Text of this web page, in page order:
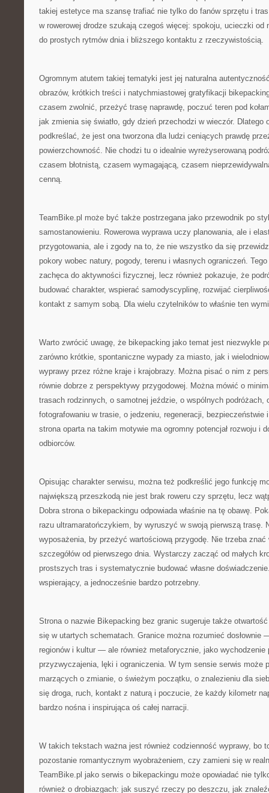
takiej estetyce ma szansę trafiać nie tylko do fanów sprzętu i
w rowerowej drodze szukają czegoś więcej: spokoju, ucieczki od
do prostych rytmów dnia i bliższego kontaktu z rzeczywistością.
Ogromnym atutem takiej tematyki jest jej naturalna
obrazów, krótkich treści i natychmiastowej gratyfikacji
czasem zwolnić, przeżyć trasę naprawdę, poczuć teren pod
jak zmienia się światło, gdy dzień przechodzi w wieczór. Dlatego
podkreślać, że jest ona tworzona dla ludzi ceniących prawdę
powierzchowność. Nie chodzi tu o idealnie wyreżyserowaną
czasem błotnistą, czasem wymagającą, czasem
cenną.
TeamBike.pl może być także postrzegana jako przewodnik po
samostanowieniu. Rowerowa wyprawa uczy planowania, ale i
przygotowania, ale i zgody na to, że nie wszystko da się
pokory wobec natury, pogody, terenu i własnych ograniczeń.
zachęca do aktywności fizycznej, lecz również pokazuje, że
budować charakter, wspierać samodyscyplinę, rozwijać
kontakt z samym sobą. Dla wielu czytelników to właśnie ten
Warto zwrócić uwagę, że bikepacking jako temat jest niezwykle
zarówno krótkie, spontaniczne wypady za miasto, jak i
wyprawy przez różne kraje i krajobrazy. Można pisać o nim z
równie dobrze z perspektywy przygodowej. Można mówić o
trasach rodzinnych, o samotnej jeździe, o wspólnych podróżach,
fotografowaniu w trasie, o jedzeniu, regeneracji, bezpieczeństwie
strona oparta na takim motywie ma ogromny potencjał rozwoju i
odbiorców.
Opisując charakter serwisu, można też podkreślić jego funkcję
największą przeszkodą nie jest brak roweru czy sprzętu, lecz
Dobra strona o bikepackingu odpowiada właśnie na tę obawę.
razu ultramaratończykiem, by wyruszyć w swoją pierwszą trasę.
wyposażenia, by przeżyć wartościową przygodę. Nie trzeba
szczegółów od pierwszego dnia. Wystarczy zacząć od małych
prostszych tras i systematycznie budować własne
wspierający, a jednocześnie bardzo potrzebny.
Strona o nazwie Bikepacking bez granic sugeruje także
się w utartych schematach. Granice można rozumieć dosłownie
regionów i kultur — ale również metaforycznie, jako wychodzenie
przyzwyczajenia, lęki i ograniczenia. W tym sensie serwis może
marzących o zmianie, o świeżym początku, o znalezieniu dla
się droga, ruch, kontakt z naturą i poczucie, że każdy kilometr
bardzo nośna i inspirująca oś całej narracji.
W takich tekstach ważna jest również codzienność wyprawy, bo
pozostanie romantycznym wyobrażeniem, czy zamieni się w
TeamBike.pl jako serwis o bikepackingu może opowiadać nie
również o drobiazgach: jak suszyć rzeczy po deszczu, jak